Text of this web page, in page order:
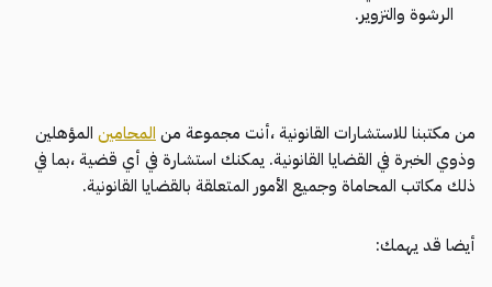
الرشوة والتزوير.
من مكتبنا للاستشارات القانونية ،أنت مجموعة من المحامين المؤهلين
وذوي الخبرة في القضايا القانونية. يمكنك استشارة في أي قضية ،بما في
ذلك مكاتب المحاماة وجميع الأمور المتعلقة بالقضايا القانونية.
أيضا قد يهمك: